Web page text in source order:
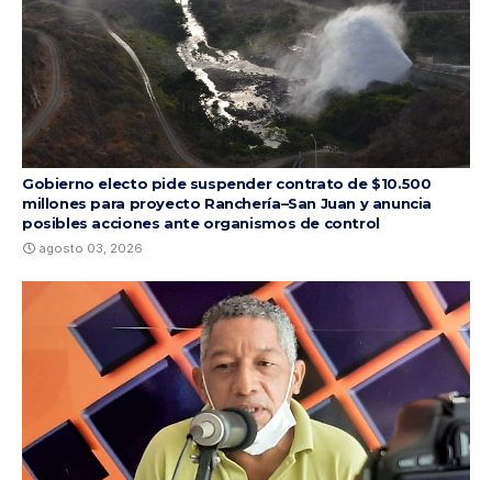
Gobierno electo pide suspender contrato de $10.500
millones para proyecto Ranchería–San Juan y anuncia
posibles acciones ante organismos de control
agosto 03, 2026